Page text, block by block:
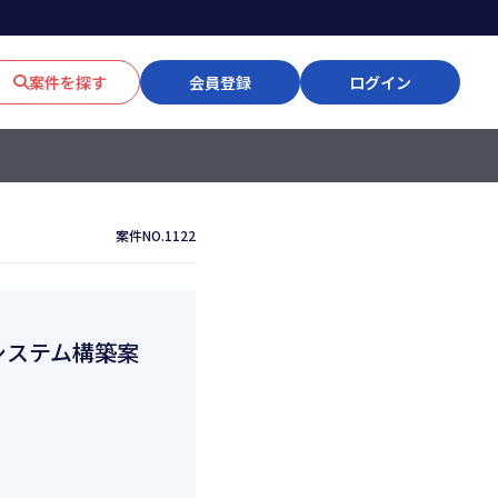
案件を探す 会員登録 ログイン
案件NO.1122
テム構築案